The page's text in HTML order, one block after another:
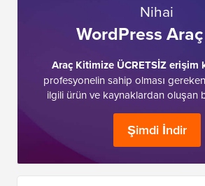
Nihai
WordPress
Araç Kitimize ÜCRETSİZ erişim
profesyonelin sahip olması
ilgili ürün ve kaynaklardan oluşan
Şimdi İndir